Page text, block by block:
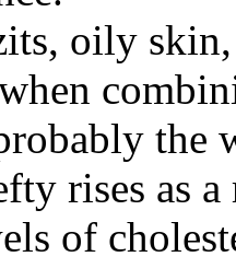
oily
the
rises as a
of